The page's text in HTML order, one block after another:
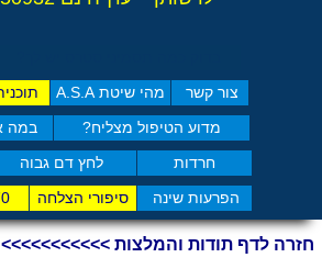
צור קשר מהי שיטת A.S.A
חרדות לחץ דם גבוה
מדוע הטיפול מצליח? במה
הפרעות שינה סיפורי הצלחה
חזרה לדף תודות והמלצות >>>>>>>>>>>